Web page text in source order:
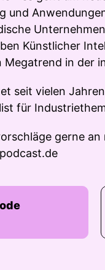
und
Künstlicher
in der
seit vielen
für
gerne an